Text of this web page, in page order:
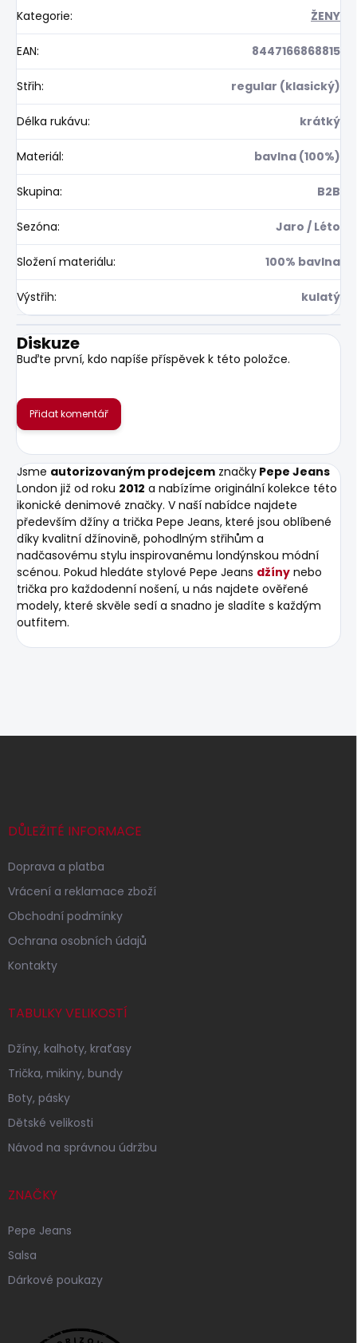
Kategorie: ŽENY
EAN: 8447166868815
Střih: regular (klasický)
Délka rukávu: krátký
Materiál: bavlna (100%)
Skupina: B2B
Sezóna: Jaro / Léto
Složení materiálu: 100% bavlna
Výstřih: kulatý
Diskuze
Buďte první, kdo napíše příspěvek k této položce.
Přidat komentář
Jsme autorizovaným prodejcem značky Pepe Jeans
London již od roku 2012 a nabízíme originální kolekce této
ikonické denimové značky. V naší nabídce najdete
především džíny a trička Pepe Jeans, které jsou oblíbené
díky kvalitní džínovině, pohodlným střihům a
nadčasovému stylu inspirovanému londýnskou módní
scénou. Pokud hledáte stylové Pepe Jeans džíny nebo
trička pro každodenní nošení, u nás najdete ověřené
modely, které skvěle sedí a snadno je sladíte s každým
outfitem.
Z
DŮLEŽITÉ INFORMACE
Doprava a platba
Vrácení a reklamace zboží
Obchodní podmínky
Ochrana osobních údajů
Kontakty
TABULKY VELIKOSTÍ
Džíny, kalhoty, kraťasy
Trička, mikiny, bundy
Boty, pásky
Dětské velikosti
Návod na správnou údržbu
ZNAČKY
Pepe Jeans
Salsa
Dárkové poukazy